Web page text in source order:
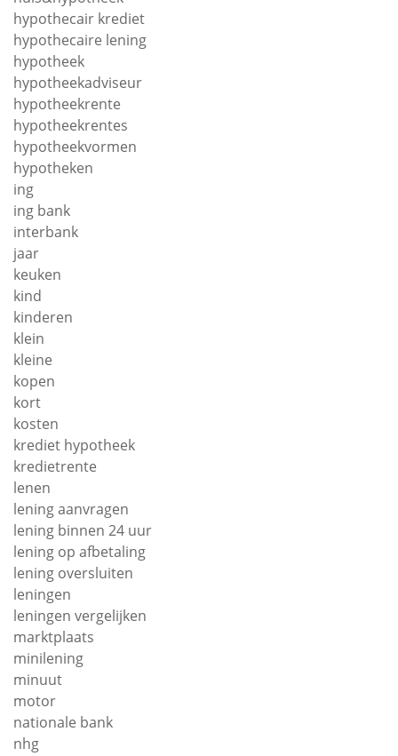
hypothecair krediet
hypothecaire lening
hypotheek
hypotheekadviseur
hypotheekrente
hypotheekrentes
hypotheekvormen
hypotheken
ing
ing bank
interbank
jaar
keuken
kind
kinderen
klein
kleine
kopen
kort
kosten
krediet hypotheek
kredietrente
lenen
lening aanvragen
lening binnen 24 uur
lening op afbetaling
lening oversluiten
leningen
leningen vergelijken
marktplaats
minilening
minuut
motor
nationale bank
nhg